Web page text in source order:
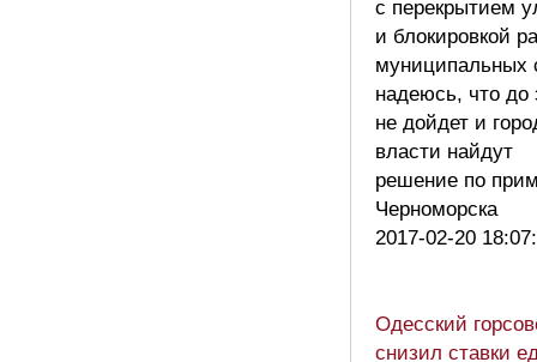
с перекрытием
и блокировкой
муниципальных
надеюсь, что до
не дойдет и
власти найдут
решение по
Черноморска
2017-02-20
Одесский
снизил ставки